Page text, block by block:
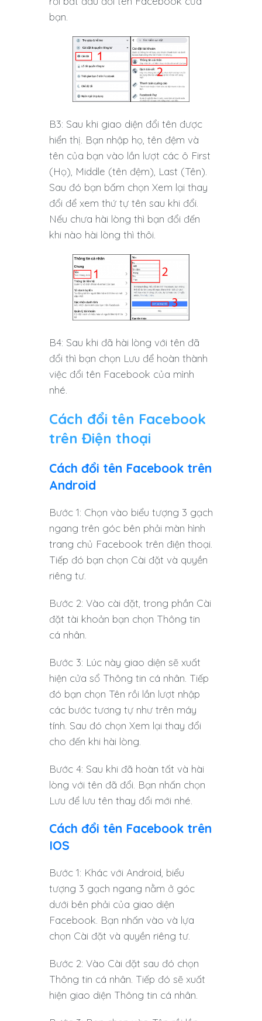
bạn.
B3: Sau khi giao diện đổi tên được
hiển thị. Bạn nhập họ, tên đệm và
tên của bạn vào lần lượt các ô First
(Họ), Middle (tên đệm), Last (Tên).
Sau đó bạn bấm chọn Xem lại thay
đổi để xem thứ tự tên sau khi đổi.
Nếu chưa hài lòng thì bạn đổi đến
khi nào hài lòng thì thôi.
B4: Sau khi đã hài lòng với tên đã
đổi thì bạn chọn Lưu để hoàn thành
việc đổi tên Facebook của mình
nhé.
Cách đổi tên Facebook
trên Điện thoại
Cách đổi tên Facebook trên
Android
Bước 1: Chọn vào biểu tượng 3 gạch
ngang trên góc bên phải màn hình
trang chủ Facebook trên điện thoại.
Tiếp đó bạn chọn Cài đặt và quyền
riêng tư.
Bước 2: Vào cài đặt, trong phần Cài
đặt tài khoản bạn chọn Thông tin
cá nhân.
Bước 3: Lúc này giao diện sẽ xuất
hiện cửa sổ Thông tin cá nhân. Tiếp
đó bạn chọn Tên rồi lần lượt nhập
các bước tương tự như trên máy
tính. Sau đó chọn Xem lại thay đổi
cho đến khi hài lòng.
Bước 4: Sau khi đã hoàn tất và hài
lòng với tên đã đổi. Bạn nhấn chọn
Lưu để lưu tên thay đổi mới nhé.
Cách đổi tên Facebook trên
IOS
Bước 1: Khác với Android, biểu
tượng 3 gạch ngang nằm ở góc
dưới bên phải của giao diện
Facebook. Bạn nhấn vào và lựa
chọn Cài đặt và quyền riêng tư.
Bước 2: Vào Cài đặt sau đó chọn
Thông tin cá nhân. Tiếp đó sẽ xuất
hiện giao diện Thông tin cá nhân.